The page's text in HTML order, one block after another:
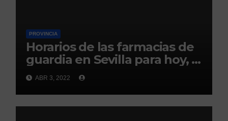
PROVINCIA
Horarios de las farmacias de
guardia en Sevilla para hoy, 3
de abril
ABR 3, 2022